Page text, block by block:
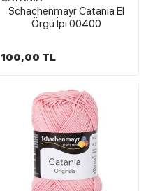
Schachenmayr Catania El
Örgü İpi 00400
100,00 TL